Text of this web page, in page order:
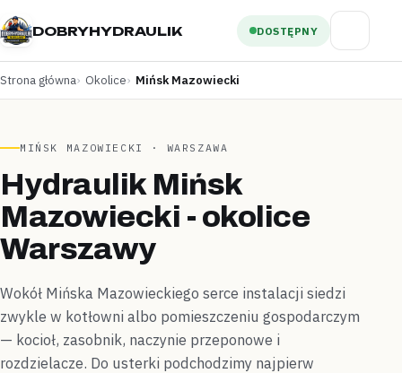
DOBRYHYDRAULIK DOSTĘPNY
Strona główna Okolice Mińsk Mazowiecki
MIŃSK MAZOWIECKI · WARSZAWA
Hydraulik Mińsk
Mazowiecki - okolice
Warszawy
Wokół Mińska Mazowieckiego serce instalacji siedzi
zwykle w kotłowni albo pomieszczeniu gospodarczym
— kocioł, zasobnik, naczynie przeponowe i
rozdzielacze. Do usterki podchodzimy najpierw